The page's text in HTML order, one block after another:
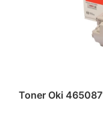
Toner Oki